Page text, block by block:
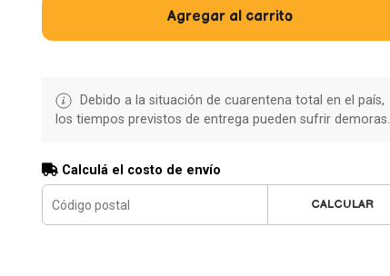
Agregar al carrito
Debido a la situación de cuarentena total en el país,
los tiempos previstos de entrega pueden sufrir demoras.
Calculá el costo de envío
CALCULAR